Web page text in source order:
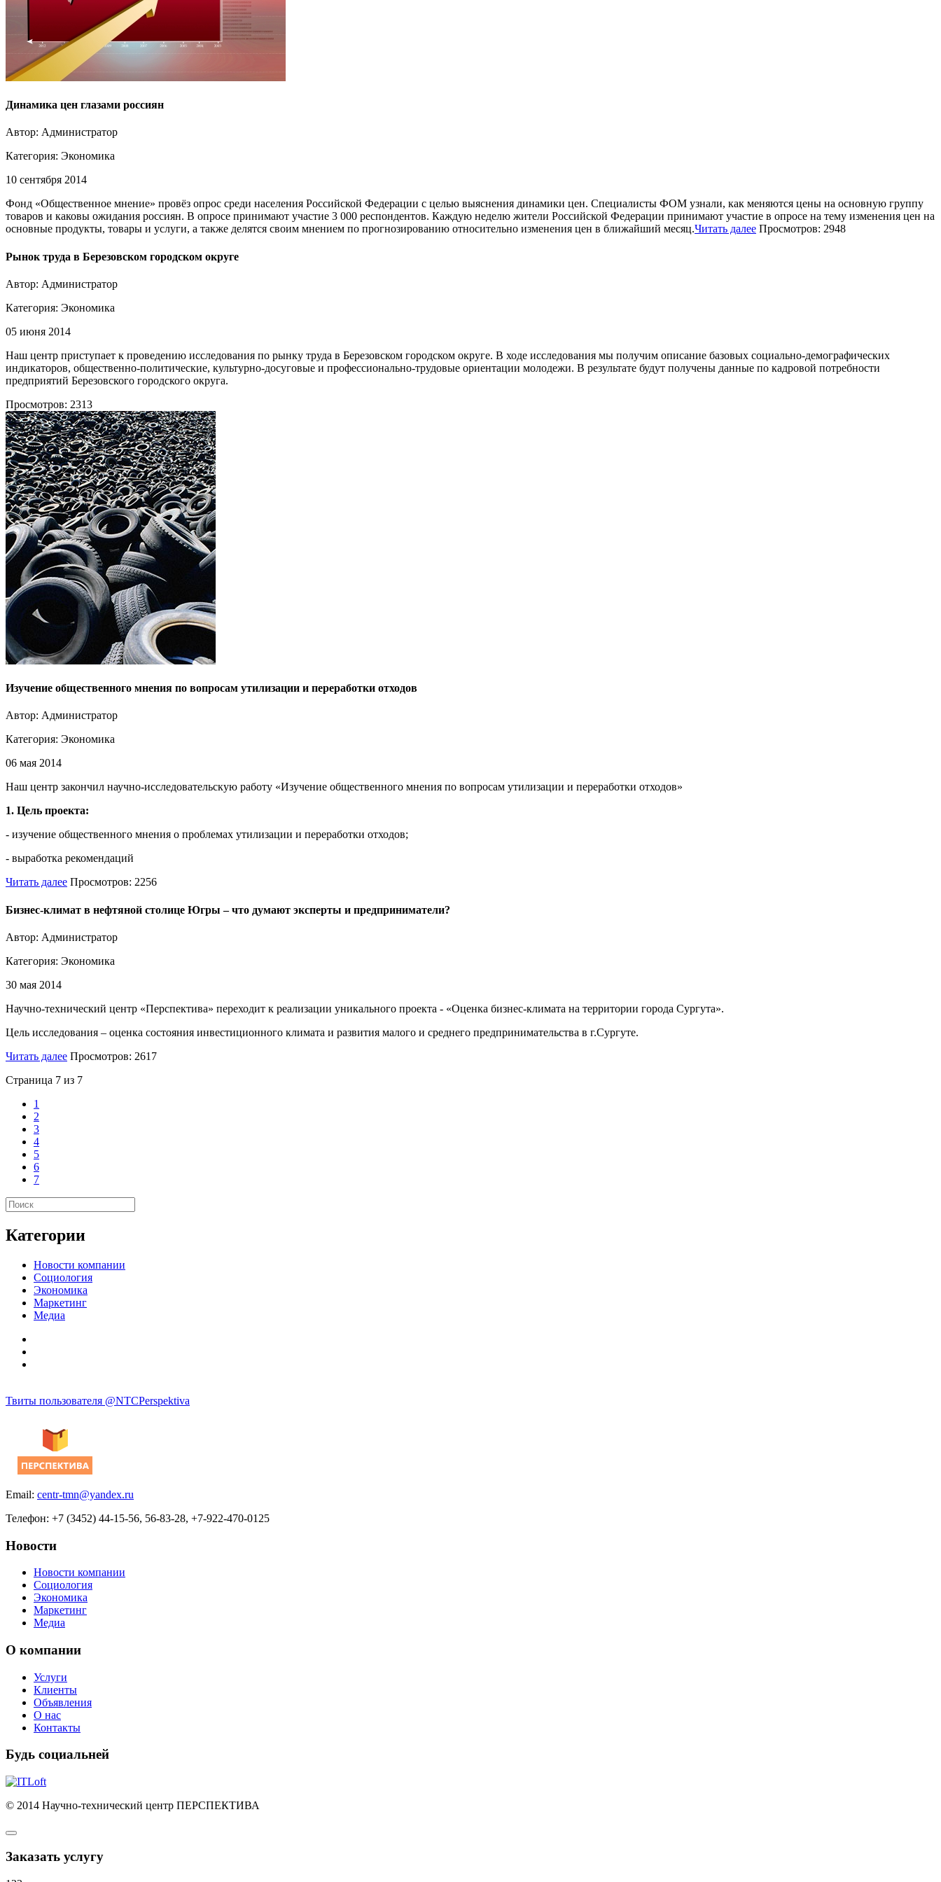
Динамика цен глазами россиян
Автор: Администратор
Категория: Экономика
10 сентября 2014
Фонд «Общественное мнение» провёз опрос среди населения Российской Федерации с целью выяснения динамики цен. Специалисты ФОМ узнали, как меняются цены на основную группу
товаров и каковы ожидания россиян. В опросе принимают участие 3 000 респондентов. Каждую неделю жители Российской Федерации принимают участие в опросе на тему изменения цен на
основные продукты, товары и услуги, а также делятся своим мнением по прогнозированию относительно изменения цен в ближайший месяц.Читать далее Просмотров: 2948
Рынок труда в Березовском городском округе
Автор: Администратор
Категория: Экономика
05 июня 2014
Наш центр приступает к проведению исследования по рынку труда в Березовском городском округе. В ходе исследования мы получим описание базовых социально-демографических
индикаторов, общественно-политические, культурно-досуговые и профессионально-трудовые ориентации молодежи. В результате будут получены данные по кадровой потребности
предприятий Березовского городского округа.
Просмотров: 2313
Изучение общественного мнения по вопросам утилизации и переработки отходов
Автор: Администратор
Категория: Экономика
06 мая 2014
Наш центр закончил научно-исследовательскую работу «Изучение общественного мнения по вопросам утилизации и переработки отходов»
1. Цель проекта:
- изучение общественного мнения о проблемах утилизации и переработки отходов;
- выработка рекомендаций
Читать далее Просмотров: 2256
Бизнес-климат в нефтяной столице Югры – что думают эксперты и предприниматели?
Автор: Администратор
Категория: Экономика
30 мая 2014
Научно-технический центр «Перспектива» переходит к реализации уникального проекта - «Оценка бизнес-климата на территории города Сургута».
Цель исследования – оценка состояния инвестиционного климата и развития малого и среднего предпринимательства в г.Сургуте.
Читать далее Просмотров: 2617
Страница 7 из 7
1
2
3
4
5
6
7
Категории
Новости компании
Социология
Экономика
Маркетинг
Медиа
Твиты пользователя @NTCPerspektiva
Email: centr-tmn@yandex.ru
Телефон: +7 (3452) 44-15-56, 56-83-28, +7-922-470-0125
Новости
Новости компании
Социология
Экономика
Маркетинг
Медиа
О компании
Услуги
Клиенты
Объявления
О нас
Контакты
Будь социальней
© 2014 Научно-технический центр ПЕРСПЕКТИВА
Заказать услугу